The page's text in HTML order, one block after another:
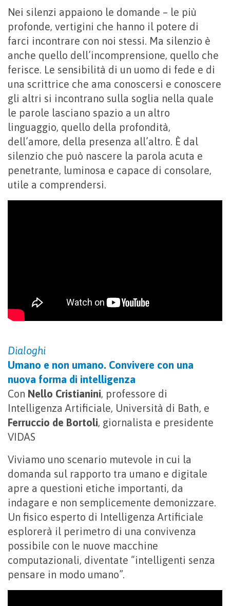
Nei silenzi appaiono le domande – le più
profonde, vertigini che hanno il potere di
farci incontrare con noi stessi. Ma silenzio è
anche quello dell’incomprensione, quello che
ferisce. Le sensibilità di un uomo di fede e di
una scrittrice che ama conoscersi e conoscere
gli altri si incontrano sulla soglia nella quale
le parole lasciano spazio a un altro
linguaggio, quello della profondità,
dell’amore, della presenza all’altro. È dal
silenzio che può nascere la parola acuta e
penetrante, luminosa e capace di consolare,
utile a comprendersi.
Dialoghi
Umano e non umano. Convivere con una
nuova forma di intelligenza
Con Nello Cristianini, professore di
Intelligenza Artificiale, Università di Bath, e
Ferruccio de Bortoli, giornalista e presidente
VIDAS
Viviamo uno scenario mutevole in cui la
domanda sul rapporto tra umano e digitale
apre a questioni etiche importanti, da
indagare e non semplicemente demonizzare.
Un fisico esperto di Intelligenza Artificiale
esplorerà il perimetro di una convivenza
possibile con le nuove macchine
computazionali, diventate “intelligenti senza
pensare in modo umano”.